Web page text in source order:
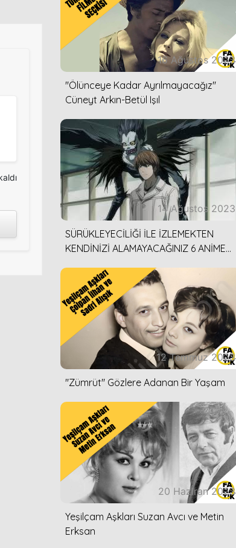
16 Ağustos 2023
''Ölünceye Kadar Ayrılmayacağız''
Cüneyt Arkın-Betül Işıl
14 Ağustos 2023
SÜRÜKLEYECİLİĞİ İLE İZLEMEKTEN
KENDİNİZİ ALAMAYACAĞINIZ 6 ANİME
12 Temmuz 2023
''Zümrüt'' Gözlere Adanan Bir Yaşam
20 Haziran 2023
Yeşilçam Aşkları Suzan Avcı ve Metin
Erksan